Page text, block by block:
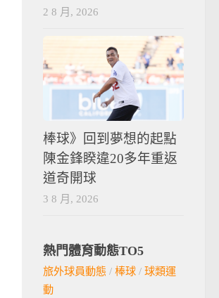
2 8 月, 2026
棒球》回到夢想的起點
陳金鋒睽違20多年重返
道奇開球
3 8 月, 2026
熱門體育動態TO5
旅外球員動態 / 棒球 / 球類運
動